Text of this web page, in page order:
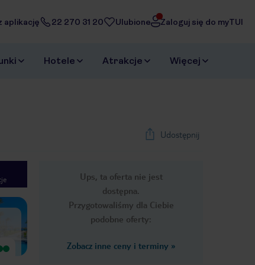
aplikację 22 270 31 20 Ulubione Zaloguj się do myTUI
Hotele Atrakcje Więcej
Udostępnij
Ups, ta oferta nie jest
dostępna.
Przygotowaliśmy dla Ciebie
podobne oferty:
Zobacz inne ceny i terminy »
Next slide
/24
Wyjątkowy